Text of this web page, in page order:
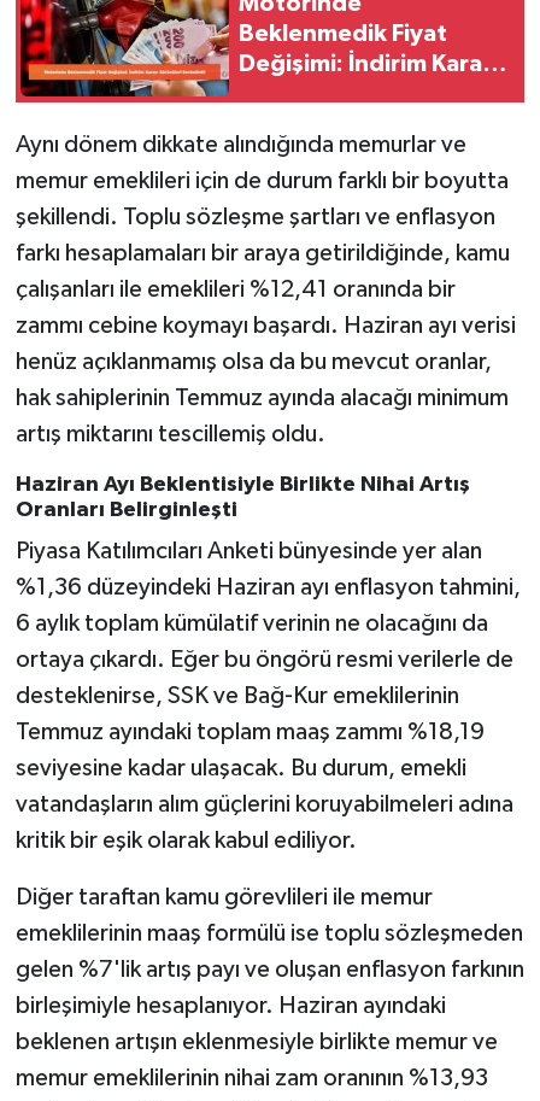
Beklenmedik Fiyat
Değişimi: İndirim Kararı
Aynı dönem dikkate alındığında memurlar ve
memur emeklileri için de durum farklı bir boyutta
şekillendi. Toplu sözleşme şartları ve enflasyon
farkı hesaplamaları bir araya getirildiğinde, kamu
çalışanları ile emeklileri %12,41 oranında bir
zammı cebine koymayı başardı. Haziran ayı verisi
henüz açıklanmamış olsa da bu mevcut oranlar,
hak sahiplerinin Temmuz ayında alacağı minimum
artış miktarını tescillemiş oldu.
Haziran Ayı Beklentisiyle Birlikte Nihai Artış
Oranları Belirginleşti
Piyasa Katılımcıları Anketi bünyesinde yer alan
%1,36 düzeyindeki Haziran ayı enflasyon tahmini,
6 aylık toplam kümülatif verinin ne olacağını da
ortaya çıkardı. Eğer bu öngörü resmi verilerle de
desteklenirse, SSK ve Bağ-Kur emeklilerinin
Temmuz ayındaki toplam maaş zammı %18,19
seviyesine kadar ulaşacak. Bu durum, emekli
vatandaşların alım güçlerini koruyabilmeleri adına
kritik bir eşik olarak kabul ediliyor.
Diğer taraftan kamu görevlileri ile memur
emeklilerinin maaş formülü ise toplu sözleşmeden
gelen %7'lik artış payı ve oluşan enflasyon farkının
birleşimiyle hesaplanıyor. Haziran ayındaki
beklenen artışın eklenmesiyle birlikte memur ve
memur emeklilerinin nihai zam oranının %13,93